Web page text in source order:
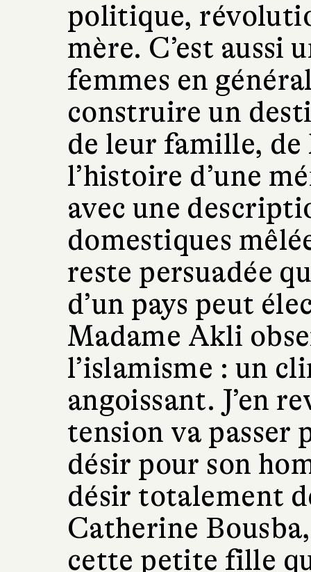
politique,
mère. C’est aussi
femmes en
construire un
de leur famille,
l’histoire d’une
avec une
domestiques
reste persuadée
d’un pays peut
Madame Akli
l’islamisme : un
angoissant. J’en
tension va passer
désir pour son
désir totalement
Catherine
cette petite fille